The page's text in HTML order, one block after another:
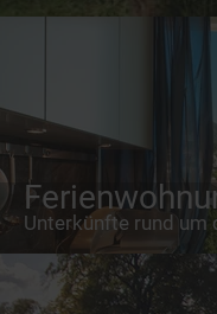
Unterkünfte rund um